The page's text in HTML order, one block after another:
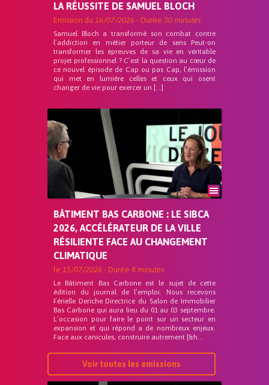
LA RÉUSSITE DE SAMUEL BLOCH
Emission du 16/07/2026 - Durée 30 minutes
Samuel Bloch a transformé son combat contre
l’addiction en métier porteur de sens Peut-on
transformer les épreuves de sa vie en véritable
projet professionnel ? C’est la question au cœur de
ce nouvel épisode de Cap ou pas Cap, l’émission
qui met en lumière celles et ceux qui osent
changer de vie pour exercer un […]
BÂTIMENT BAS CARBONE : LE SIBCA
2026, ACCÉLÉRATEUR DE LA VILLE
RÉSILIENTE FACE AU CHANGEMENT
CLIMATIQUE
le 15/07/2026 - Durée 8 minutes
Le Bâtiment Bas Carbone est le sujet de cette
édition du journal de l’emploi. Nous recevons
Férielle Deriche Directrice du Salon de Immobilier
Bas Carbone qui aura lieu du 01 au 03 septembre.
L’occasion pour faire le point sur un secteur en
expansion et qui répond a de nombreux enjeux.
Face aux canicules, construire autrement [&h...
Voir toutes les emissions